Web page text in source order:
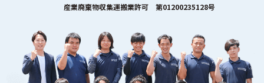
産業廃棄物収集運搬業許可 第01200235128号